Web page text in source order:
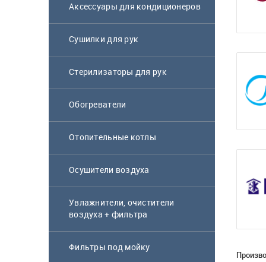
Аксессуары для кондиционеров
Сушилки для рук
Стерилизаторы для рук
Обогреватели
Отопительные котлы
Осушители воздуха
Увлажнители, очистители
воздуха + фильтра
Фильтры под мойку
SC-HB42S08
6 900
Микроволновая
печь Samsung
MS23K3614AW BW
белый
64 900